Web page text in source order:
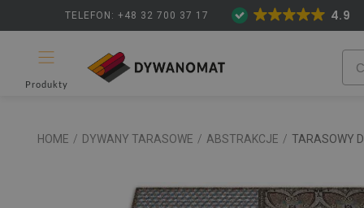
TELEFON: +48 32 700 37 17 4.9
Produkty
HOME / DYWANY TARASOWE / ABSTRAKCJE / TARASOWY